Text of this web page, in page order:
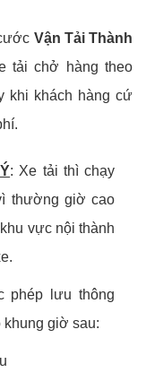
Vận Tải Thành
tải chở hàng theo
khi khách hàng cứ
: Xe tải thì chạy
thường giờ cao
vực nội thành
phép lưu thông
khung giờ sau: